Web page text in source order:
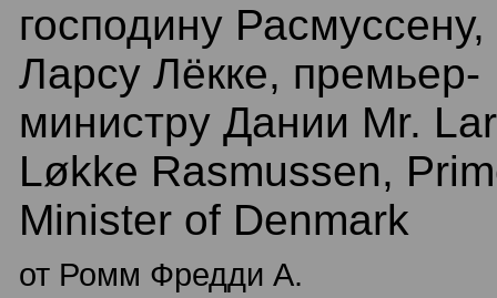
господину Расмуссену,
Ларсу Лёкке, премьер-
министру Дании Mr.
Løkke Rasmussen,
Minister of Denmark
от Ромм Фредди А.